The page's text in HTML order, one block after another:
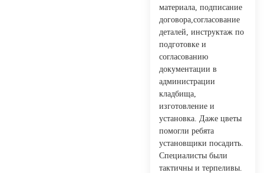
материала, подписание
договора,согласование
деталей, инструктаж по
подготовке и
согласованию
документации в
администрации
кладбища,
изготовление и
установка. Даже цветы
помогли ребята
установщики посадить.
Специалисты были
тактичны и терпеливы.